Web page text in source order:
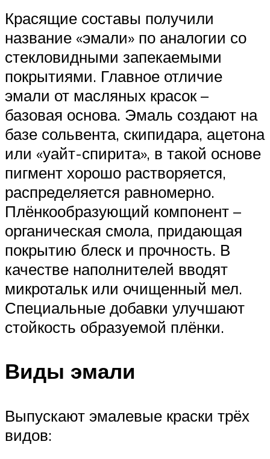
Красящие составы получили
название «эмали» по аналогии со
стекловидными запекаемыми
покрытиями. Главное отличие
эмали от масляных красок –
базовая основа. Эмаль создают на
базе сольвента, скипидара, ацетона
или «уайт-спирита», в такой основе
пигмент хорошо растворяется,
распределяется равномерно.
Плёнкообразующий компонент –
органическая смола, придающая
покрытию блеск и прочность. В
качестве наполнителей вводят
микротальк или очищенный мел.
Специальные добавки улучшают
стойкость образуемой плёнки.
Виды эмали
Выпускают эмалевые краски трёх
видов: